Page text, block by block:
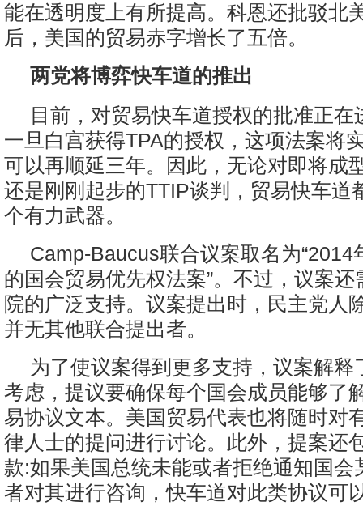
能在透明度上有所提高。科恩还批驳北
后，美国的贸易赤字增长了五倍。
两党将博弈快车道的推出
目前，对贸易快车道授权的批准正在
一旦白宫获得TPA的授权，这项法案将
可以再顺延三年。因此，无论对即将成
还是刚刚起步的TTIP谈判，贸易快车道
个有力武器。
Camp-Baucus联合议案取名为“2014
的国会贸易优先权法案”。不过，议案
院的广泛支持。议案提出时，民主党人
并无其他联合提出者。
为了使议案得到更多支持，议案解释
考虑，提议要确保每个国会成员能够了
易协议文本。美国贸易代表也将随时对
律人士的提问进行讨论。此外，提案还
款:如果美国总统未能或者拒绝通知国会
者对其进行咨询，快车道对此类协议可